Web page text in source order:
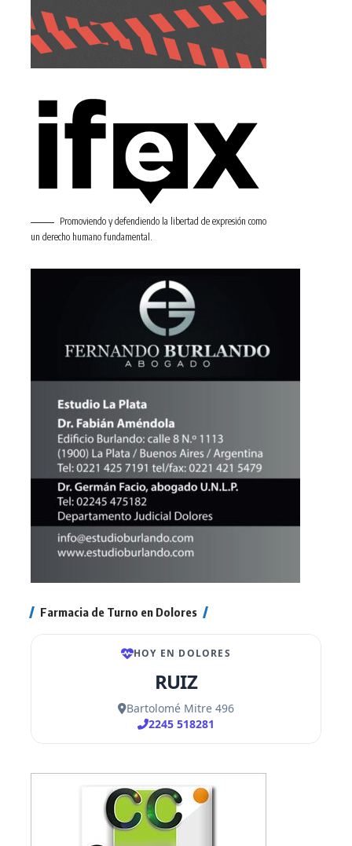
Promoviendo y defendiendo la libertad de expresión como
un derecho humano fundamental.
Farmacia de Turno en Dolores